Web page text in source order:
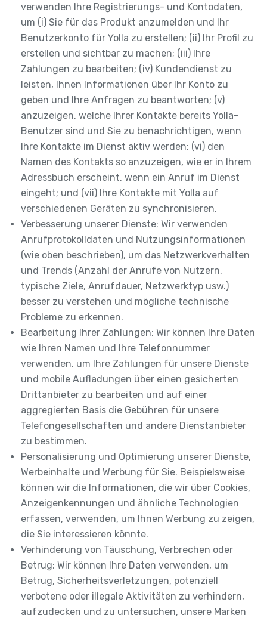
verwenden Ihre Registrierungs- und Kontodaten,
um (i) Sie für das Produkt anzumelden und Ihr
Benutzerkonto für Yolla zu erstellen; (ii) Ihr Profil zu
erstellen und sichtbar zu machen; (iii) Ihre
Zahlungen zu bearbeiten; (iv) Kundendienst zu
leisten, Ihnen Informationen über Ihr Konto zu
geben und Ihre Anfragen zu beantworten; (v)
anzuzeigen, welche Ihrer Kontakte bereits Yolla-
Benutzer sind und Sie zu benachrichtigen, wenn
Ihre Kontakte im Dienst aktiv werden; (vi) den
Namen des Kontakts so anzuzeigen, wie er in Ihrem
Adressbuch erscheint, wenn ein Anruf im Dienst
eingeht; und (vii) Ihre Kontakte mit Yolla auf
verschiedenen Geräten zu synchronisieren.
Verbesserung unserer Dienste: Wir verwenden
Anrufprotokolldaten und Nutzungsinformationen
(wie oben beschrieben), um das Netzwerkverhalten
und Trends (Anzahl der Anrufe von Nutzern,
typische Ziele, Anrufdauer, Netzwerktyp usw.)
besser zu verstehen und mögliche technische
Probleme zu erkennen.
Bearbeitung Ihrer Zahlungen: Wir können Ihre Daten
wie Ihren Namen und Ihre Telefonnummer
verwenden, um Ihre Zahlungen für unsere Dienste
und mobile Aufladungen über einen gesicherten
Drittanbieter zu bearbeiten und auf einer
aggregierten Basis die Gebühren für unsere
Telefongesellschaften und andere Dienstanbieter
zu bestimmen.
Personalisierung und Optimierung unserer Dienste,
Werbeinhalte und Werbung für Sie. Beispielsweise
können wir die Informationen, die wir über Cookies,
Anzeigenkennungen und ähnliche Technologien
erfassen, verwenden, um Ihnen Werbung zu zeigen,
die Sie interessieren könnte.
Verhinderung von Täuschung, Verbrechen oder
Betrug: Wir können Ihre Daten verwenden, um
Betrug, Sicherheitsverletzungen, potenziell
verbotene oder illegale Aktivitäten zu verhindern,
aufzudecken und zu untersuchen, unsere Marken